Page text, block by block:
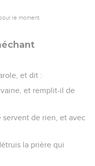
le moment.
et dit :
et remplit-il de
de rien, et avec
la prière qui